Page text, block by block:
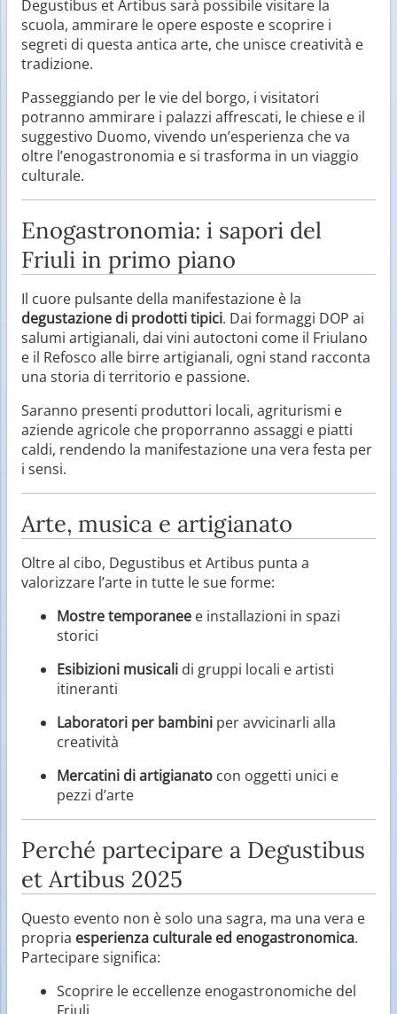
Degustibus et Artibus sarà possibile visitare la
scuola, ammirare le opere esposte e scoprire i
segreti di questa antica arte, che unisce creatività e
tradizione.
Passeggiando per le vie del borgo, i visitatori
potranno ammirare i palazzi affrescati, le chiese e il
suggestivo Duomo, vivendo un’esperienza che va
oltre l’enogastronomia e si trasforma in un viaggio
culturale.
Enogastronomia: i sapori del
Friuli in primo piano
Il cuore pulsante della manifestazione è la
degustazione di prodotti tipici. Dai formaggi DOP ai
salumi artigianali, dai vini autoctoni come il Friulano
e il Refosco alle birre artigianali, ogni stand racconta
una storia di territorio e passione.
Saranno presenti produttori locali, agriturismi e
aziende agricole che proporranno assaggi e piatti
caldi, rendendo la manifestazione una vera festa per
i sensi.
Arte, musica e artigianato
Oltre al cibo, Degustibus et Artibus punta a
valorizzare l’arte in tutte le sue forme:
Mostre temporanee e installazioni in spazi
storici
Esibizioni musicali di gruppi locali e artisti
itineranti
Laboratori per bambini per avvicinarli alla
creatività
Mercatini di artigianato con oggetti unici e
pezzi d’arte
Perché partecipare a Degustibus
et Artibus 2025
Questo evento non è solo una sagra, ma una vera e
propria esperienza culturale ed enogastronomica.
Partecipare significa:
Scoprire le eccellenze enogastronomiche del
Friuli